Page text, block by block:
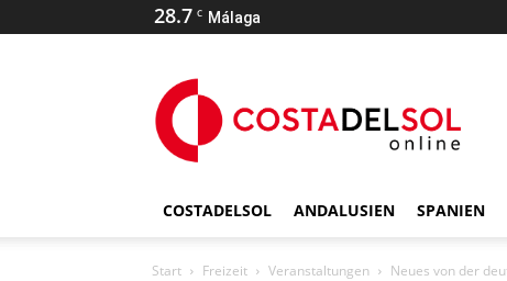
28.7 C Málaga
COSTADELSOL ANDALUSIEN SPANIEN
Start Freizeit Veranstaltungen Neues von der